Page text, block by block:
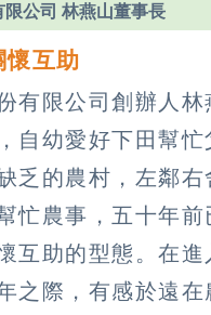
公司 林燕山董事長
互助
有限公司創辦人林
自幼愛好下田幫忙
乏的農村，左鄰右
忙農事，五十年前
互助的型態。在進
之際，有感於遠在